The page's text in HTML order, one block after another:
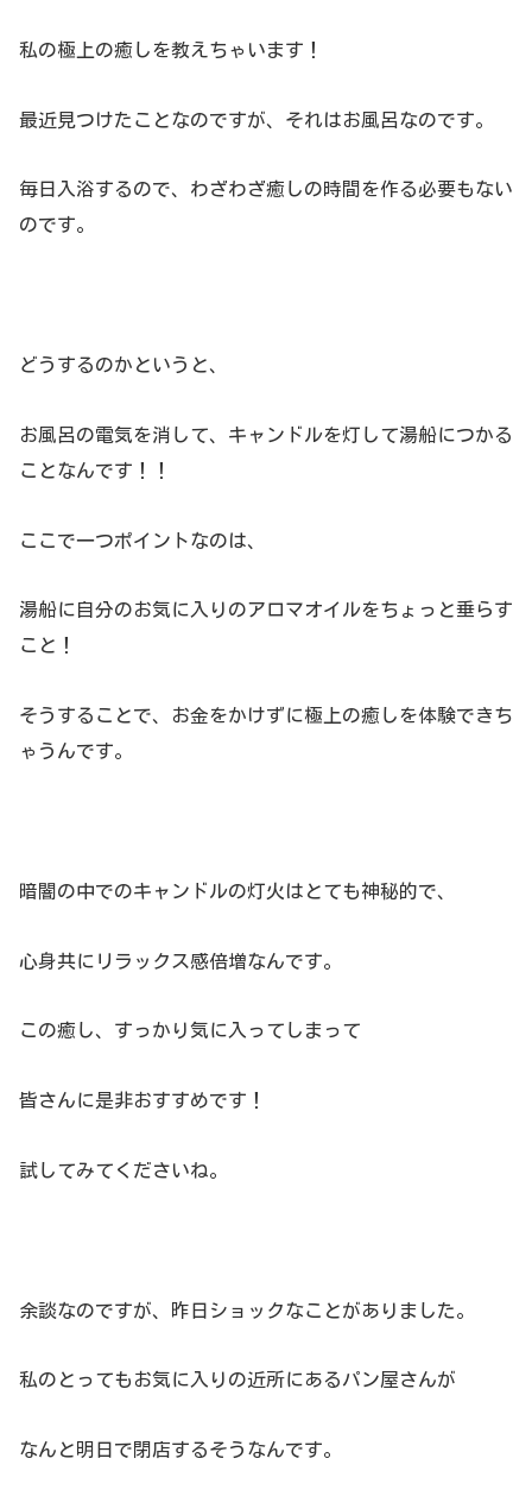
私の極上の癒しを教えちゃいます！
最近見つけたことなのですが、それはお風呂なのです。
毎日入浴するので、わざわざ癒しの時間を作る必要もない
のです。
どうするのかというと、
お風呂の電気を消して、キャンドルを灯して湯船につかる
ことなんです！！
ここで一つポイントなのは、
湯船に自分のお気に入りのアロマオイルをちょっと垂らす
こと！
そうすることで、お金をかけずに極上の癒しを体験できち
ゃうんです。
暗闇の中でのキャンドルの灯火はとても神秘的で、
心身共にリラックス感倍増なんです。
この癒し、すっかり気に入ってしまって
皆さんに是非おすすめです！
試してみてくださいね。
余談なのですが、昨日ショックなことがありました。
私のとってもお気に入りの近所にあるパン屋さんが
なんと明日で閉店するそうなんです。